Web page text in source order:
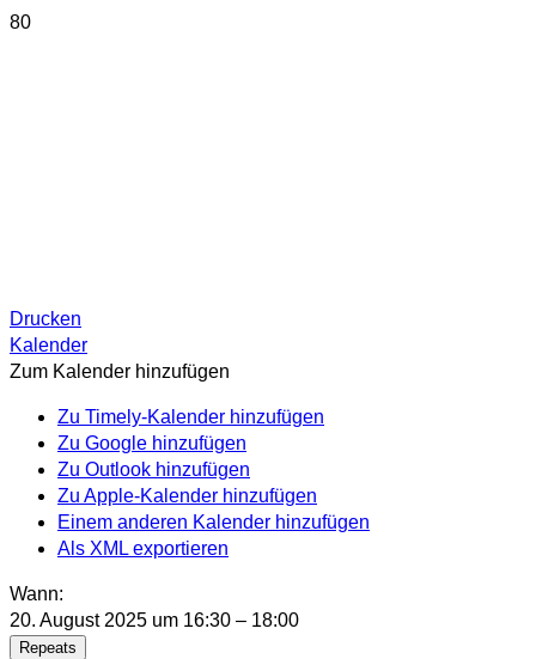
Drucken
Kalender
Zum Kalender hinzufügen
Zu Timely-Kalender hinzufügen
Zu Google hinzufügen
Zu Outlook hinzufügen
Zu Apple-Kalender hinzufügen
Einem anderen Kalender hinzufügen
Als XML exportieren
Wann:
20. August 2025 um 16:30 – 18:00
Repeats